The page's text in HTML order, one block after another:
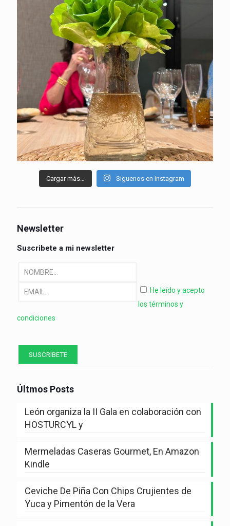
Cargar más… Síguenos en Instagram
Newsletter
Suscribete a mi newsletter
He leído y acepto
los términos y
condiciones
Últmos Posts
León organiza la II Gala en colaboración con
HOSTURCYL y
Mermeladas Caseras Gourmet, En Amazon
Kindle
Ceviche De Piña Con Chips Crujientes de
Yuca y Pimentón de la Vera